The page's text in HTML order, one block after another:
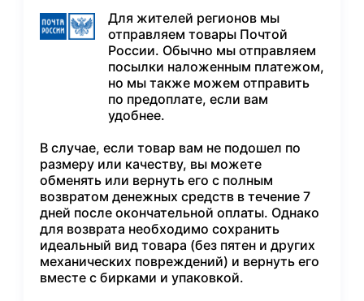
Для жителей регионов мы
отправляем товары Почтой
России. Обычно мы отправляем
посылки наложенным платежом,
но мы также можем отправить
по предоплате, если вам
удобнее.
В случае, если товар вам не подошел по
размеру или качеству, вы можете
обменять или вернуть его с полным
возвратом денежных средств в течение 7
дней после окончательной оплаты. Однако
для возврата необходимо сохранить
идеальный вид товара (без пятен и других
механических повреждений) и вернуть его
вместе с бирками и упаковкой.